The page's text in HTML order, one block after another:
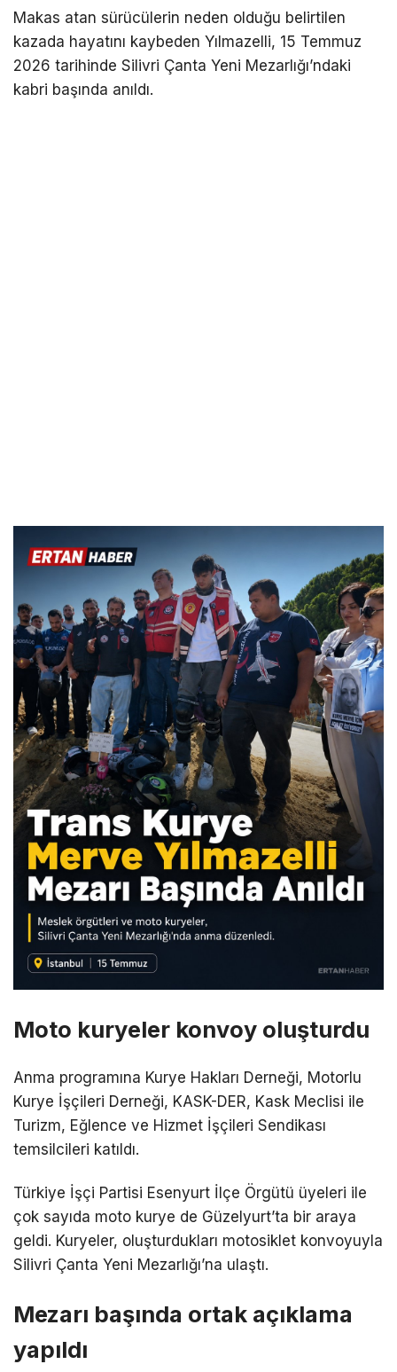
Makas atan sürücülerin neden olduğu belirtilen
kazada hayatını kaybeden Yılmazelli, 15 Temmuz
2026 tarihinde Silivri Çanta Yeni Mezarlığı’ndaki
kabri başında anıldı.
Moto kuryeler konvoy oluşturdu
Anma programına Kurye Hakları Derneği, Motorlu
Kurye İşçileri Derneği, KASK-DER, Kask Meclisi ile
Turizm, Eğlence ve Hizmet İşçileri Sendikası
temsilcileri katıldı.
Türkiye İşçi Partisi Esenyurt İlçe Örgütü üyeleri ile
çok sayıda moto kurye de Güzelyurt’ta bir araya
geldi. Kuryeler, oluşturdukları motosiklet konvoyuyla
Silivri Çanta Yeni Mezarlığı’na ulaştı.
Mezarı başında ortak açıklama
yapıldı